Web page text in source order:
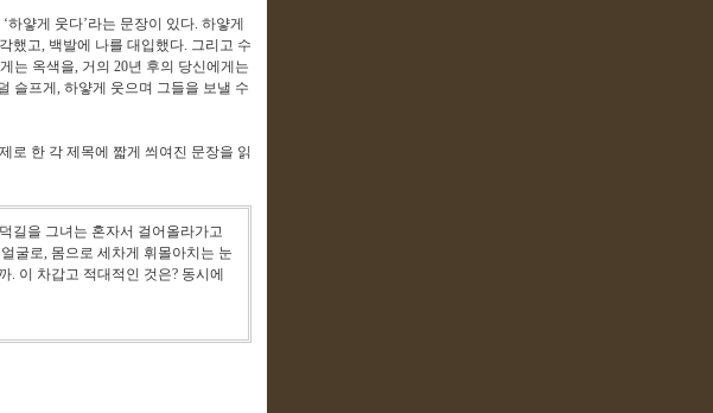
‘하얗게 웃다’라는 문장이 있다. 하얗게
했고, 백발에 나를 대입했다. 그리고 수
는 옥색을, 거의 20년 후의 당신에게는
슬프게 , 하얗게 웃으며 그들을 보낼 수
로 한 각 제목에 짧게 씌여진 문장을 읽
길을 그녀는 혼자서 걸어올라가고
얼굴로, 몸으로 세차게 휘몰아치는 눈
. 이 차갑고 적대적인 것은? 동시에